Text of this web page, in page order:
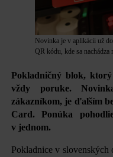
Novinka je v aplikácii už
QR kódu, kde sa
Pokladničný blok,
vždy poruke.
zákazníkom, je ďalším
Card. Ponúka
v jednom.
Pokladnice v slovenských